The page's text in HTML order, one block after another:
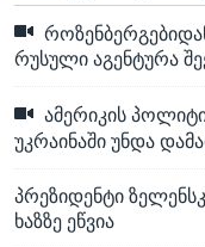
რუსული აგენტურა
ამერიკის
უკრაინაში უნდა
პრეზიდენტი
ხაზზე ეწვია